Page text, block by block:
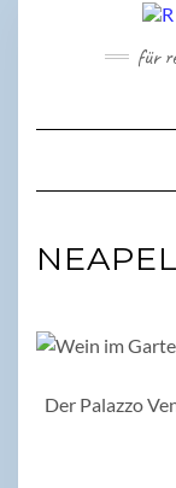
für
Der Palazzo